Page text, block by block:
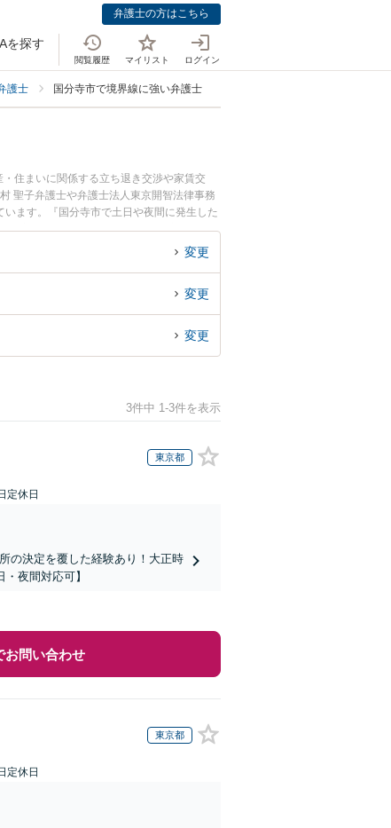
弁護士の方はこちら
を探す
閲覧履歴 マイリスト ログイン
護士 国分寺市で境界線に強い弁護士
住まいに関係する立ち退き交渉や家賃交
聖子弁護士や弁護士法人東京開智法律事務
ます。『国分寺市で土日や夜間に発生した
で境界線を法律相談できる国分寺市内の弁護
変更
変更
変更
3件中 1-3件を表示
東京都
定休日
の決定を覆した経験あり！大正時
夜間対応可】
お問い合わせ
東京都
定休日